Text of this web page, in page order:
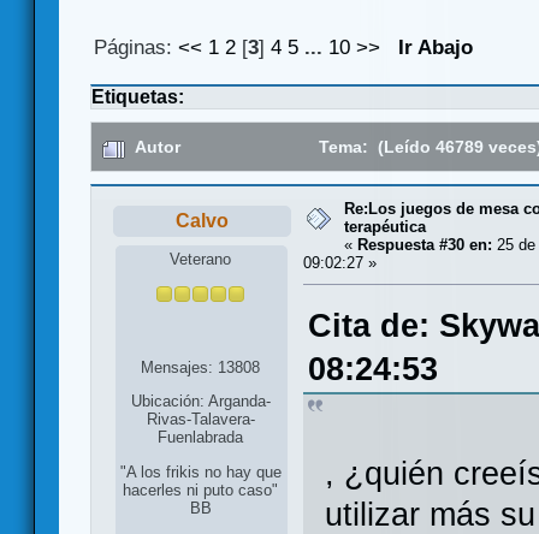
Páginas:<< 1 2 [3]4 5 ... 10 >> Ir Abajo
Etiquetas:
Autor Tema: (Leído 46789
Calvo
Veterano
Mensajes: 13808
Ubicación: Arganda-
Rivas-Talavera-
Fuenlabrada
"A los frikis no hay que
hacerles ni puto caso"
BB
Re:Los juegos de mesa
terapéutica
« Respuesta #30 en: 25
09:02:27 »
Cita de:
08:24:53
, ¿quién
utilizar más